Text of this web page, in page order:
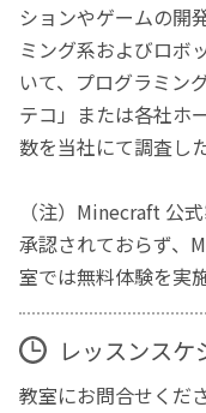
ションやゲームの開
ミング系およびロボ
いて、プログラミン
テコ」または各社ホ
数を当社にて調査し
（注）Minecraft 公
承認されておらず、
室では無料体験を実
レッスンスケ
教室にお問合せくだ